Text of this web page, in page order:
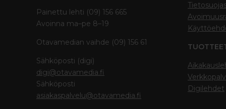
Painettu lehti (09) 156 665
Avoinna ma–pe 8–19
Otavamedian vaihde (09) 156 61
Sähköposti (digi)
digi@otavamedia.fi
Sähköposti
asiakaspalvelu@otavamedia.fi
Digilehdet